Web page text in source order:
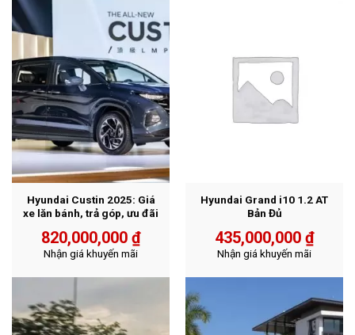
Hyundai Custin 2025: Giá
xe lăn bánh, trả góp, ưu đãi
820,000,000 ₫
Nhận giá khuyến mãi
Hyundai Grand i10 1.2 AT
Bản Đủ
435,000,000 ₫
Nhận giá khuyến mãi